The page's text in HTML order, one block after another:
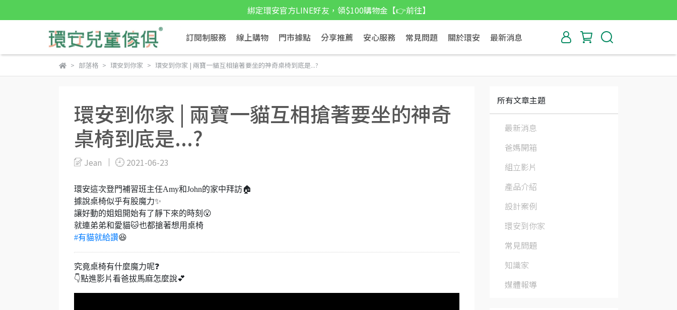
綁定環安官方LINE好友，領$100購物金【👉前往】
訂閱制服務 線上購物 門市據點 分享推薦 安心服務 常見問題 關於環安 最新消息
部落格 環安到你家 環安到你家 | 兩寶一貓互相搶著要坐的神奇桌椅到底是...?
環安到你家 | 兩寶一貓互相搶著要坐的神奇
桌椅到底是...?
Jean 2021-06-23
環安這次登門補習班主任Amy和John的家中拜訪🏠
據說桌椅似乎有股魔力✨
讓好動的姐姐開始有了靜下來的時刻😮
就連弟弟和愛貓🐱也都搶著想用桌椅
#有貓就給讚😆
究竟桌椅有什麼魔力呢❓
👇點進影片看爸拔馬麻怎麼說💕
所有文章主題
最新消息
爸媽開箱
組立影片
產品介紹
設計案例
環安到你家
常見問題
知識家
媒體報導